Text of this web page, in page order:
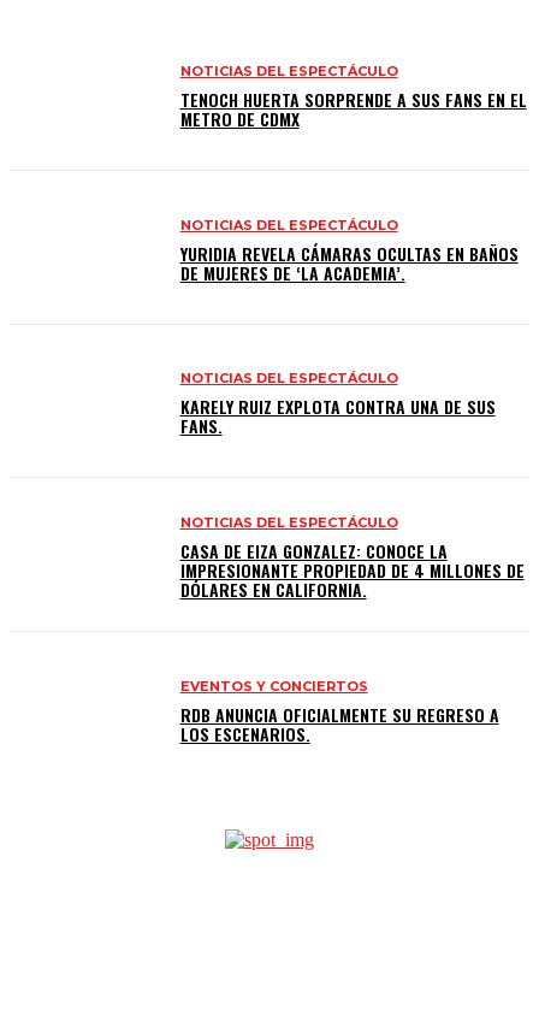
NOTICIAS DEL ESPECTÁCULO
TENOCH HUERTA SORPRENDE A SUS FANS EN EL
METRO DE CDMX
NOTICIAS DEL ESPECTÁCULO
YURIDIA REVELA CÁMARAS OCULTAS EN BAÑOS
DE MUJERES DE ‘LA ACADEMIA’.
NOTICIAS DEL ESPECTÁCULO
KARELY RUIZ EXPLOTA CONTRA UNA DE SUS
FANS.
NOTICIAS DEL ESPECTÁCULO
CASA DE EIZA GONZALEZ: CONOCE LA
IMPRESIONANTE PROPIEDAD DE 4 MILLONES DE
DÓLARES EN CALIFORNIA.
EVENTOS Y CONCIERTOS
RDB ANUNCIA OFICIALMENTE SU REGRESO A
LOS ESCENARIOS.